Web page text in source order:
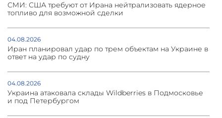
СМИ: США требуют от Ирана нейтрализовать ядерное
топливо для возможной сделки
04.08.2026
Иран планировал удар по трем объектам на Украине в
ответ на удар по судну
04.08.2026
Украина атаковала склады Wildberries в Подмосковье
и под Петербургом